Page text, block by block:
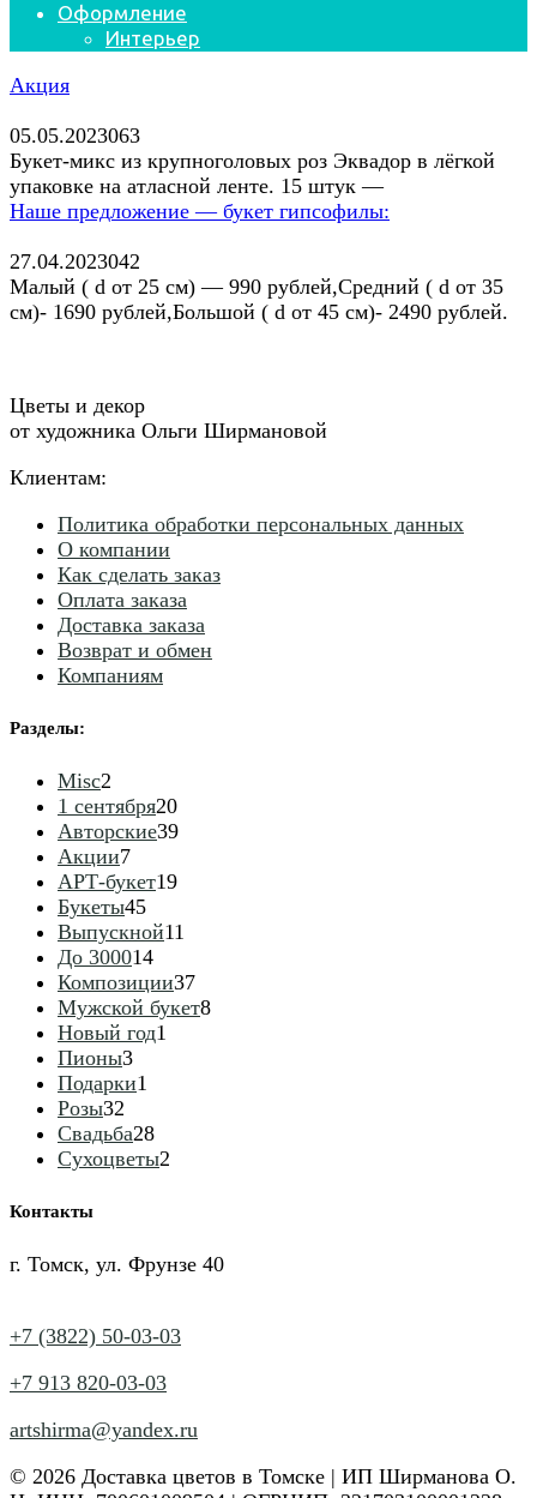
Оформление
Интерьер
Акции
Акция
05.05.2023063
Букет-микс из крупноголовых роз Эквадор в лёгкой
упаковке на атласной ленте. 15 штук —
Наше предложение — букет гипсофилы:
27.04.2023042
Малый ( d от 25 см) — 990 рублей,Средний ( d от 35
см)- 1690 рублей,Большой ( d от 45 см)- 2490 рублей.
Цветы и декор
от художника Ольги Ширмановой
Клиентам:
Политика обработки персональных данных
О компании
Как сделать заказ
Оплата заказа
Доставка заказа
Возврат и обмен
Компаниям
Разделы:
Misc2
товара
1 сентября2020
товаров
Авторские3939
Акции77
товаров
АРТ-букет1919
Букеты4545
товаров
Выпускной11
До 30001414
товаров
Композиции3737
товаров
Мужской букет88
Новый год1
Пионы33
товара
Подарки1
Розы32
товара
Свадьба2828
товаров
Сухоцветы2
Контакты
г. Томск, ул. Фрунзе 40
+7 (3822) 50-03-03
+7 913 820-03-03
artshirma@yandex.ru
© 2026 Доставка цветов в Томске | ИП Ширманова О.